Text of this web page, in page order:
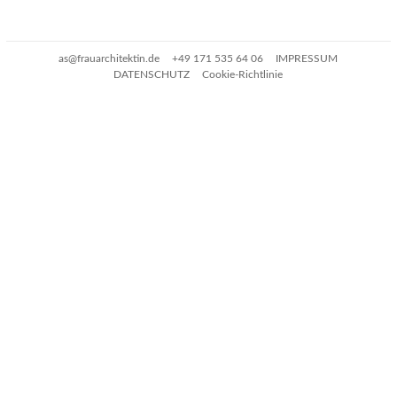
as@frauarchitektin.de +49 171 535 64 06
IMPRESSUM
DATENSCHUTZ
Cookie-Richtlinie